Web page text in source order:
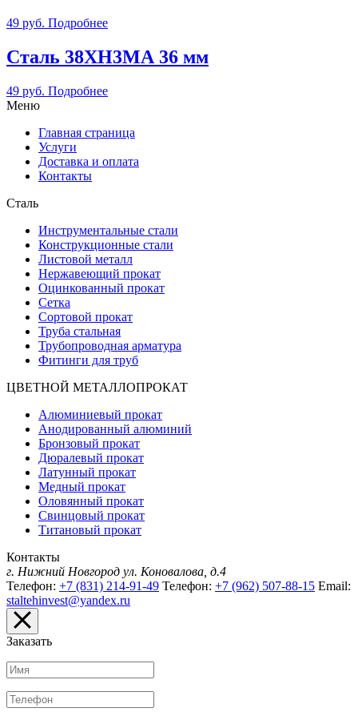
49 руб. Подробнее
Сталь 38ХН3МА 36 мм
49 руб. Подробнее
Меню
Главная страница
Услуги
Доставка и оплата
Контакты
Сталь
Инструментальные стали
Конструкционные стали
Листовой металл
Нержавеющий прокат
Оцинкованный прокат
Сетка
Сортовой прокат
Труба стальная
Трубопроводная арматура
Фитинги для труб
ЦВЕТНОЙ МЕТАЛЛОПРОКАТ
Алюминиевый прокат
Анодированный алюминий
Бронзовый прокат
Дюралевый прокат
Латунный прокат
Медный прокат
Оловянный прокат
Свинцовый прокат
Титановый прокат
Контакты
г. Нижний Новгород ул. Коновалова, д.4
Телефон: +7 (831) 214-91-49 Телефон: +7 (962) 507-88-15 Email:
staltehinvest@yandex.ru
Заказать